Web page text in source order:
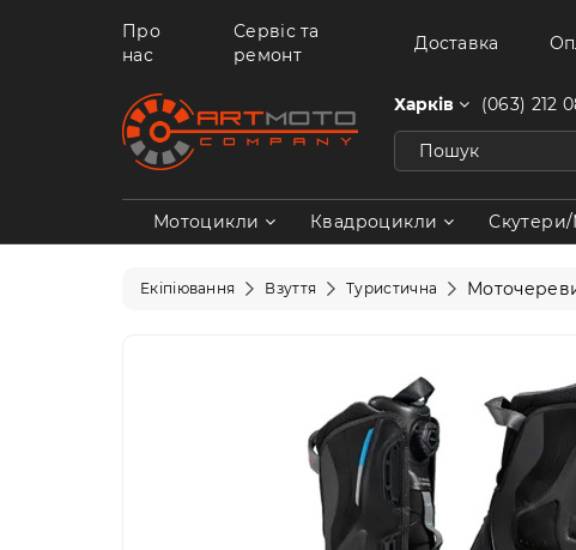
Про
нас
Сервіс та
ремонт
Доставка
Харків (063) 212
Мотоцикли Квадроцикли
Екіпіювання Взуття Туристична